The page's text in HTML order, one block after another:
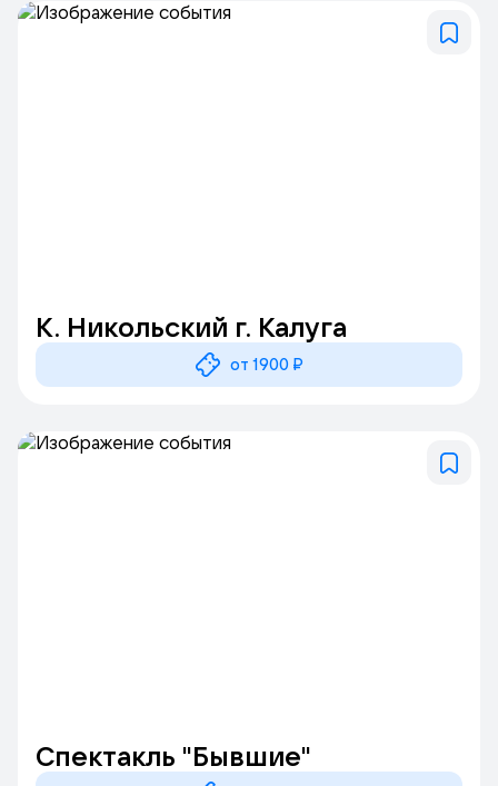
К. Никольский г. Калуга
от 1900 ₽
Спектакль "Бывшие"